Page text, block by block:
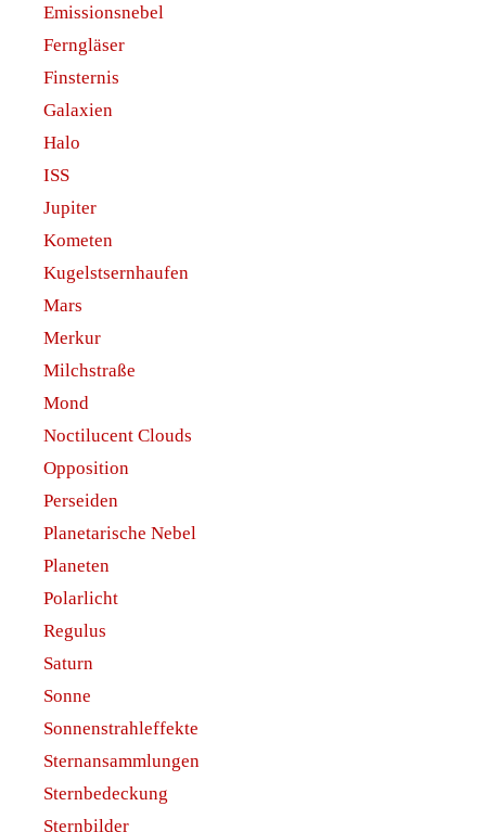
Emissionsnebel
Ferngläser
Finsternis
Galaxien
Halo
ISS
Jupiter
Kometen
Kugelstsernhaufen
Mars
Merkur
Milchstraße
Mond
Noctilucent Clouds
Opposition
Perseiden
Planetarische Nebel
Planeten
Polarlicht
Regulus
Saturn
Sonne
Sonnenstrahleffekte
Sternansammlungen
Sternbedeckung
Sternbilder